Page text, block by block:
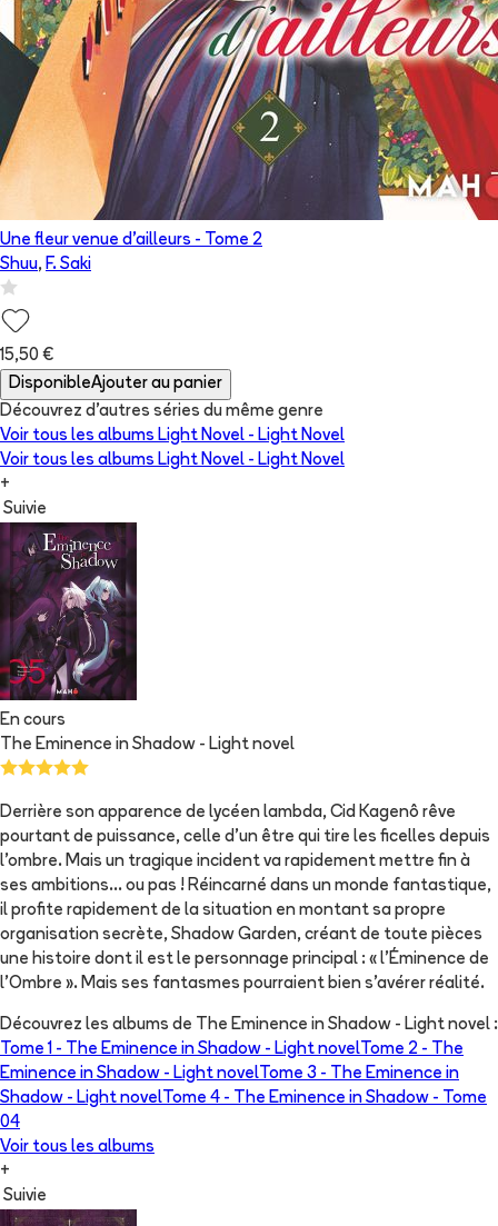
Une fleur venue d'ailleurs - Tome 2
Shuu, F. Saki
15,50 €
DisponibleAjouter au panier
Découvrez d'autres séries du même genre
Voir tous les albums Light Novel - Light Novel
Voir tous les albums Light Novel - Light Novel
+
Suivie
En cours
The Eminence in Shadow - Light novel
Derrière son apparence de lycéen lambda, Cid Kagenô rêve
pourtant de puissance, celle d'un être qui tire les ficelles depuis
l'ombre. Mais un tragique incident va rapidement mettre fin à
ses ambitions... ou pas ! Réincarné dans un monde fantastique,
il profite rapidement de la situation en montant sa propre
organisation secrète, Shadow Garden, créant de toute pièces
une histoire dont il est le personnage principal : « l'Éminence de
l'Ombre ». Mais ses fantasmes pourraient bien s'avérer réalité.
Découvrez les albums de The Eminence in Shadow - Light novel :
Tome 1 - The Eminence in Shadow - Light novel Tome 2 - The
Eminence in Shadow - Light novel Tome 3 - The Eminence in
Shadow - Light novel Tome 4 - The Eminence in Shadow - Tome
04
Voir tous les albums
+
Suivie